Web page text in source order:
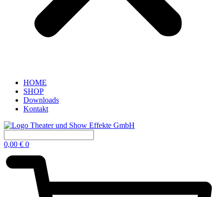
HOME
SHOP
Downloads
Kontakt
0,00 € 0